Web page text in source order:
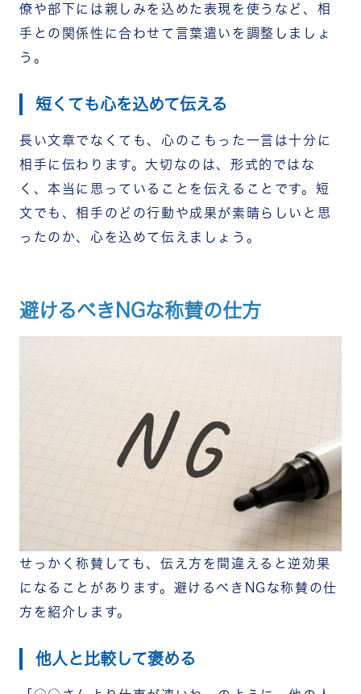
僚や部下には親しみを込めた表現を使うなど、相
手との関係性に合わせて言葉遣いを調整しましょ
う。
短くても心を込めて伝える
長い文章でなくても、心のこもった一言は十分に
相手に伝わります。大切なのは、形式的ではな
く、本当に思っていることを伝えることです。短
文でも、相手のどの行動や成果が素晴らしいと思
ったのか、心を込めて伝えましょう。
避けるべきNGな称賛の仕方
せっかく称賛しても、伝え方を間違えると逆効果
になることがあります。避けるべきNGな称賛の仕
方を紹介します。
他人と比較して褒める